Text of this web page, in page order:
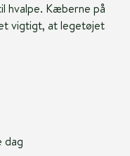
hvalpe. Kæberne på
vigtigt, at legetøjet
dag